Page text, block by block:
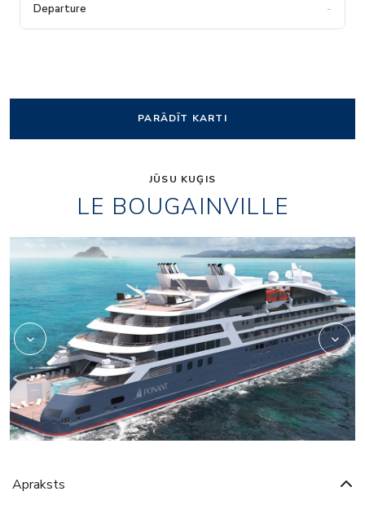
-
PARĀDĪT KARTI
JŪSU KUĢIS
LE BOUGAINVILLE
2975721
Apraksts